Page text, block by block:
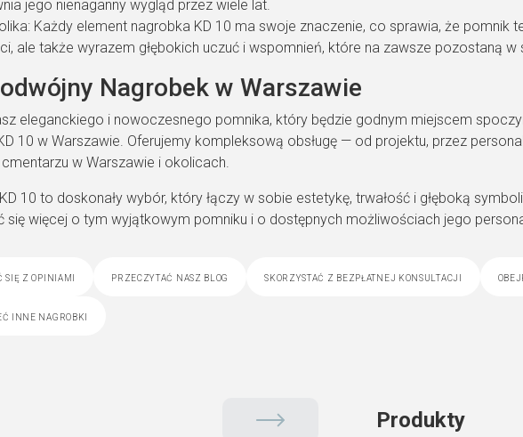
jego nienaganny wygląd przez wiele lat.
Każdy element nagrobka KD 10 ma swoje znaczenie, co sprawia, że pomnik
ale także wyrazem głębokich uczuć i wspomnień, które na zawsze pozostaną w
Nagrobek w Warszawie
eleganckiego i nowoczesnego pomnika, który będzie godnym miejscem
10 w Warszawie. Oferujemy kompleksową obsługę — od projektu, przez
w Warszawie i okolicach.
10 to doskonały wybór, który łączy w sobie estetykę, trwałość i głęboką
się więcej o tym wyjątkowym pomniku i o dostępnych możliwościach jego
się z opiniami przeczytać nasz blog skorzystać z bezpłatnej konsultacji
inne nagrobki
Produkty